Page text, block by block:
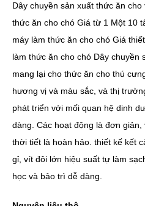
Dây chuyền sản xuất thức ăn
thức ăn cho chó Giá từ 1 Một 10
máy làm thức ăn cho chó Giá
làm thức ăn cho chó Dây chuyền
mang lại cho thức ăn cho thú
hương vị và màu sắc, và thị
phát triển với mối quan hệ dinh
dàng. Các hoạt động là đơn
thời tiết là hoàn hảo. thiết kế kết
gỉ, vít đôi lớn hiệu suất tự làm
học và bảo trì dễ dàng.